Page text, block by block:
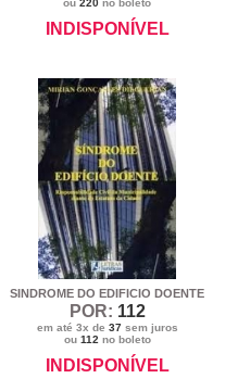
ou220 no boleto
INDISPONÍVEL
SINDROME DO EDIFICIO DOENTE
POR: 112
em até 3x de 37sem juros
ou 112 no boleto
INDISPONÍVEL